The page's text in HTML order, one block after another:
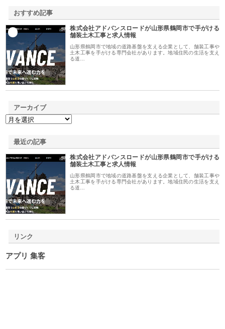
おすすめ記事
株式会社アドバンスロードが山形県鶴岡市で手がける
舗装土木工事と求人情報
山形県鶴岡市で地域の道路基盤を支える企業として、舗装工事や
土木工事を手がける専門会社があります。地域住民の生活を支え
る道…
アーカイブ
最近の記事
株式会社アドバンスロードが山形県鶴岡市で手がける
舗装土木工事と求人情報
山形県鶴岡市で地域の道路基盤を支える企業として、舗装工事や
土木工事を手がける専門会社があります。地域住民の生活を支え
る道…
リンク
アプリ 集客